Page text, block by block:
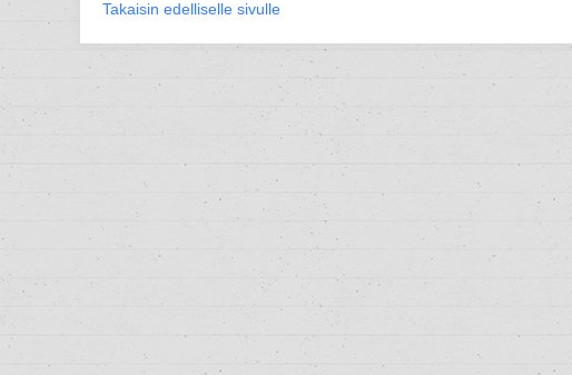
Takaisin edelliselle sivulle